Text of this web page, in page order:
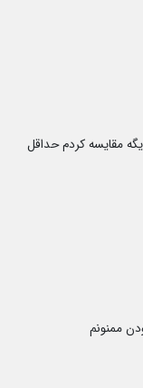
مقایسه کردم حداقل
ممنونم